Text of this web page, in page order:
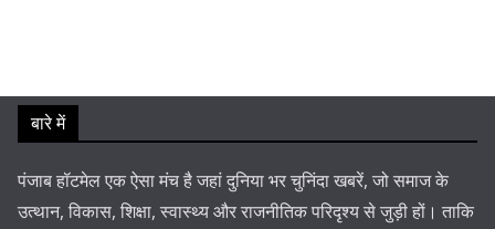
बारे में
पंजाब हॉटमेल एक ऐसा मंच है जहां दुनिया भर चुनिंदा खबरें, जो समाज के
उत्थान, विकास, शिक्षा, स्वास्थ्य और राजनीतिक परिदृश्य से जुड़ी हों। ताकि